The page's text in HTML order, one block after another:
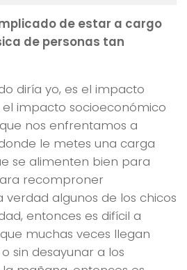
de estar a cargo
de personas tan
diría yo, es el impacto
el impacto socioeconómico
nos enfrentamos a
le metes una carga
se alimenten bien para
recomproner
algunos de los chicos
entonces es difícil a
muchas veces llegan
sin desayunar a los